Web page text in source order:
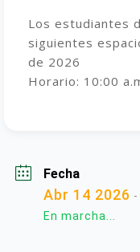
Los estudiantes
siguientes
de 2026
Horario: 10:00
Fecha
Abr 14 2026
En marcha...